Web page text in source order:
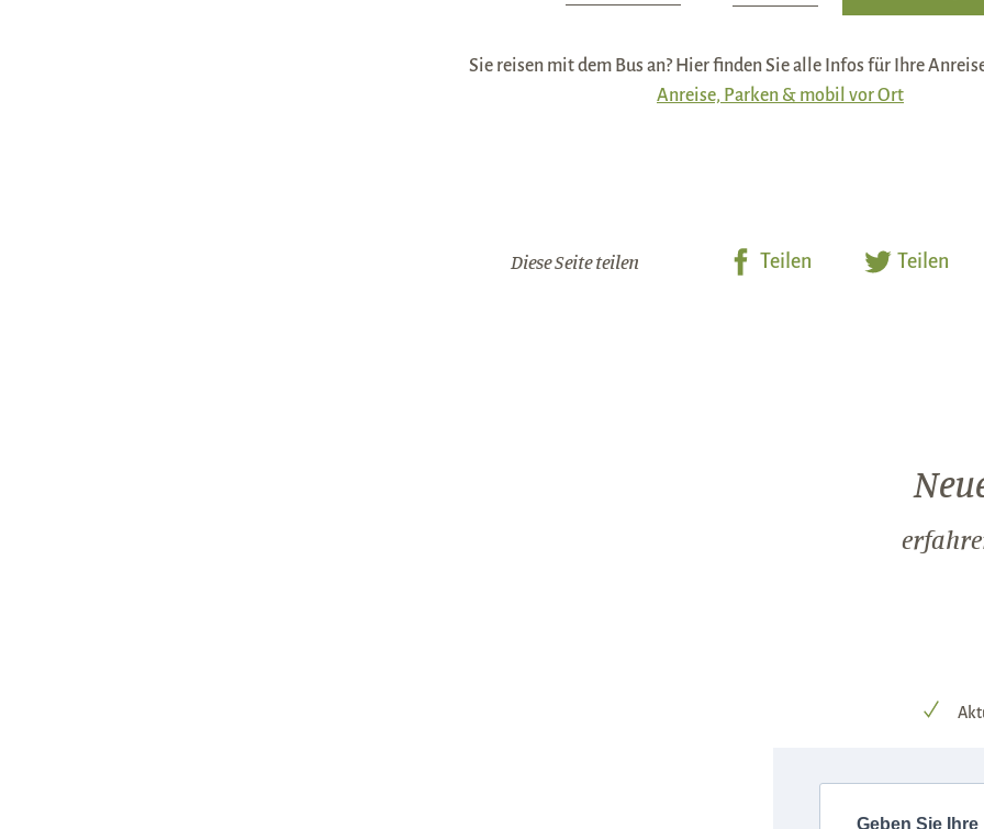
Sie reisen mit dem Bus an? Hier finden Sie alle Infos für Ihre
Anreise, Parken & mobil vor Ort
Diese Seite teilen Teilen Teilen
Geben Sie